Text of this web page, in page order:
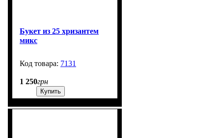
Букет из 25 хризантем
микс
7131
1 250грн
Купить